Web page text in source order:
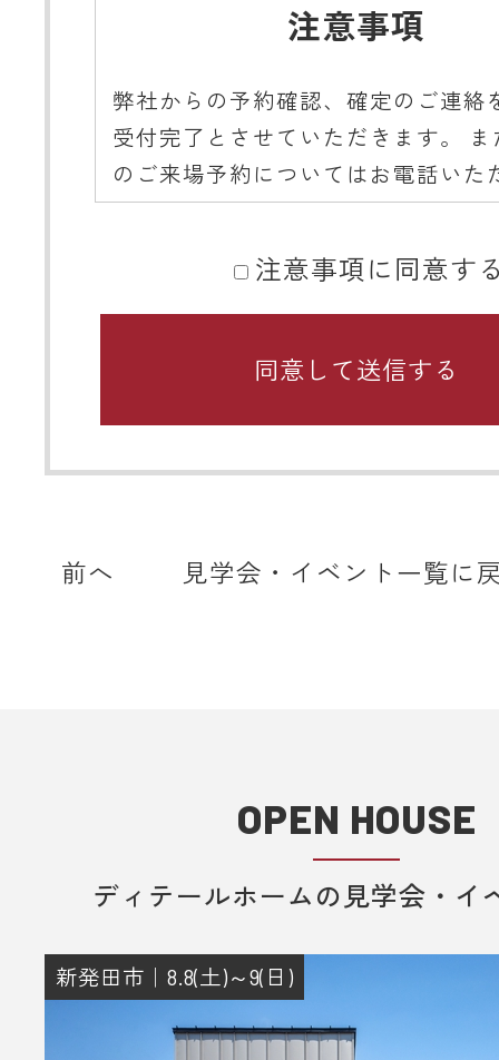
注意事項
弊社からの予約確認、確定のご連絡
受付完了とさせていただきます。
のご来場予約についてはお電話いた
ようご協力をお願いいたします。
■ 携帯メールアドレスのドメイン
関するお願い
携帯メールのドメイン指定受信や、
をしている場合、当サイトからの予
知などを受信できない場合がありま
ディテールホームからのメールは【
メールを受信いただけるよう設定願
2. 当日ご来場いただきます。
3. 弊社のアンケートにご記入いただ
その際に住所のご記入をお願いいた
りさせていただきます。
■ その他、プレゼントに関する注意
注意事項に同意す
前へ 見学会・イベント一覧に
OPEN HOUSE
ディテールホームの見学会・イ
新発田市｜8.8(土)～9(日)